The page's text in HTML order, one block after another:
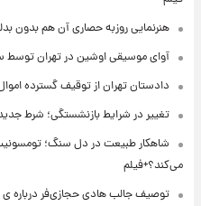
هنرنمایی روزبه حصاری آن هم بدون
آوای موسیقی اوشین در تهران توسط
دادستان تهران از توقیف گسترده
تغییر در شرایط بازنشستگی؛ شرط
شاهکار طبیعت در دل سنگ؛
می‌کند؟+فیلم
توصیف جالب هادی حجازی‌فر درباره ی